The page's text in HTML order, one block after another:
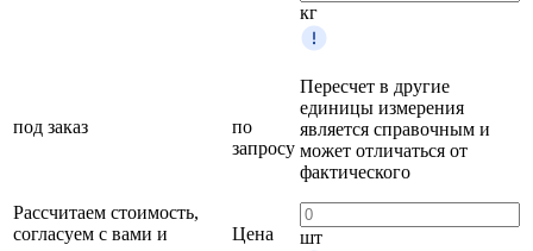
под заказ
Рассчитаем стоимость,
согласуем с вами и
по
запросу
Цена
кг
Пересчет в другие
единицы измерения
является справочным и
может отличаться от
фактического
шт